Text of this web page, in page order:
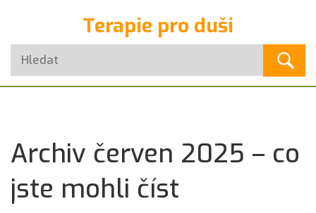
Terapie pro duši
Archiv červen 2025 – co
jste mohli číst